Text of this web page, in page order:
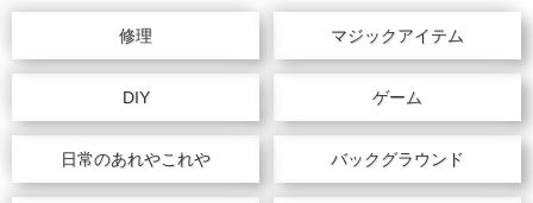
修理 マジックアイテム
DIY ゲーム
日常のあれやこれや バックグラウンド